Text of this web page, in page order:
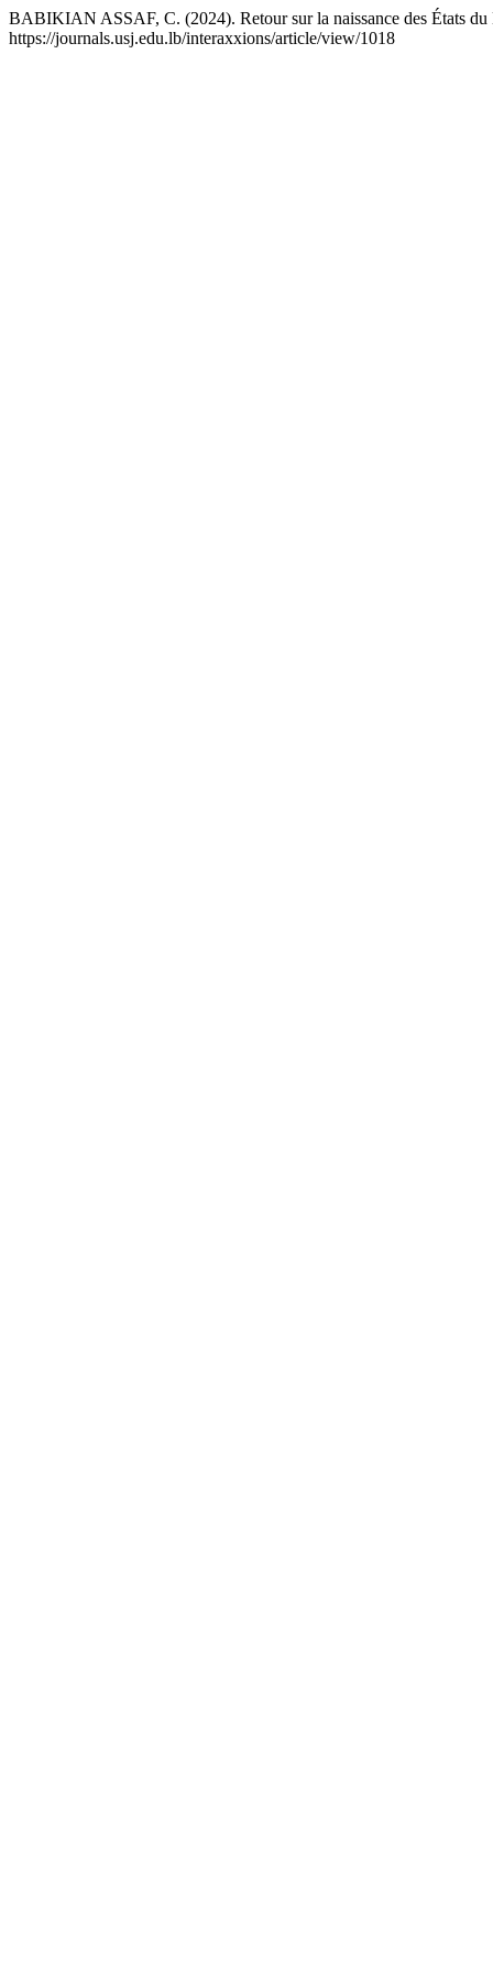
BABIKIAN ASSAF, C. (2024). Retour sur la naissance des États
https://journals.usj.edu.lb/interaxxions/article/view/1018